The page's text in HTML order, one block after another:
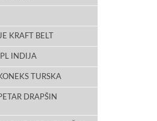
KRAFT BELT
INDIJA
TURSKA
DRAPŠIN